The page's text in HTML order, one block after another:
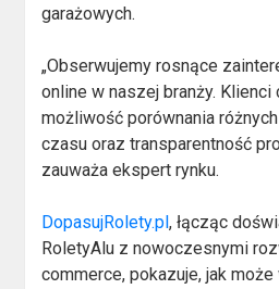
garażowych.
„Obserwujemy rosnące
online w naszej branży.
możliwość porównania
czasu oraz transparentność
zauważa ekspert rynku.
DopasujRolety.pl, łącząc
RoletyAlu z nowoczesnymi
commerce, pokazuje, jak